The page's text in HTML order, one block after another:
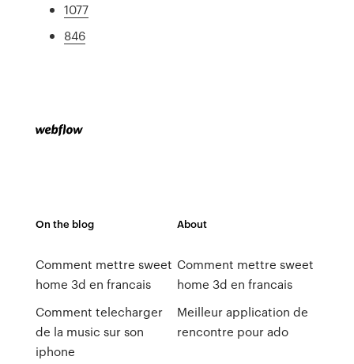
1077
846
On the blog
Comment mettre sweet
home 3d en francais
Comment telecharger
de la music sur son
iphone
About
Comment mettre sweet
home 3d en francais
Meilleur application de
rencontre pour ado